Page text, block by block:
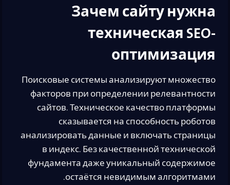
Зачем сайту нужна
техническая SEO-
оптимизация
Поисковые системы анализируют множество
факторов при определении релевантности
сайтов. Техническое качество платформы
сказывается на способность роботов
анализировать данные и включать страницы
в индекс. Без качественной технической
фундамента даже уникальный содержимое
остаётся невидимым алгоритмами.